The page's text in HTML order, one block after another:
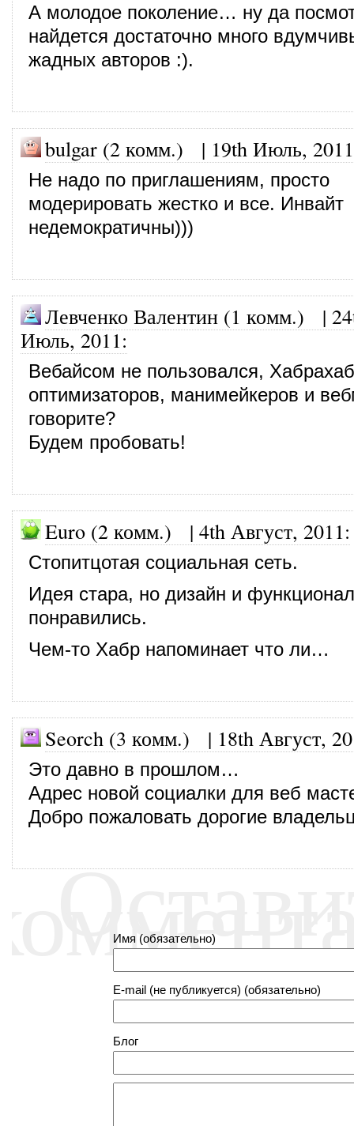
А молодое поколение… ну да
найдется достаточно много
жадных авторов :).
bulgar (2 комм.) | 19th Июль, 2011
Не надо по приглашениям, просто
модерировать жестко и все. Инвайт
недемократичны)))
Левченко Валентин (1 комм.) |
Июль, 2011:
Вебайсом не пользовался,
оптимизаторов, манимейкеров и
говорите?
Будем пробовать!
Euro (2 комм.) | 4th Август, 2011:
Стопитцотая социальная сеть.
Идея стара, но дизайн и
понравились.
Чем-то Хабр напоминает что ли…
Seorch (3 комм.) | 18th Август,
Это давно в прошлом…
Адрес новой социалки для веб
Добро пожаловать дорогие
Имя (обязательно)
E-mail (не публикуется) (обязательно)
Блог